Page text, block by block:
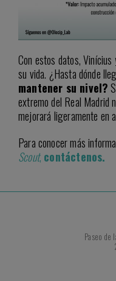
Con estos datos, Vinícius
su vida. ¿Hasta dónde
mantener su nivel?
extremo del Real Madrid
mejorará ligeramente en
Para conocer más
Scout, contáctenos.
Paseo de